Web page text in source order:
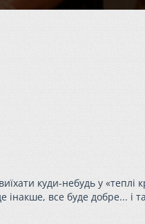
куди-небудь у «теплі
все буде добре... і